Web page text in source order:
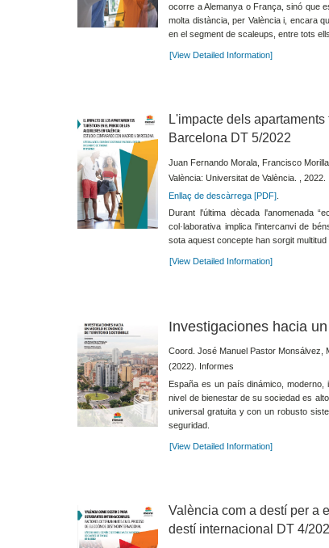
ocorre a Alemanya o França, sinó que
molta distància, per València i, encara
en el segment de scaleups, entre tots
[View Detailed Information]
L'impacte dels
Barcelona DT 5/2022
Juan Fernando Morala, Francisco
València: Universitat de València. , 2022.
Enllaç de descàrrega [PDF]
Durant l'última dècada l'anomenada
col·laborativa implica l'intercanvi de
sota aquest concepte han sorgit
[View Detailed Information]
Investigaciones hacia
Coord. José Manuel Pastor Monsálvez,
(2022). Informes
España es un país dinámico,
nivel de bienestar de su sociedad es
universal gratuita y con un robusto
seguridad.
[View Detailed Information]
València com a destí per a
destí internacional DT 4/